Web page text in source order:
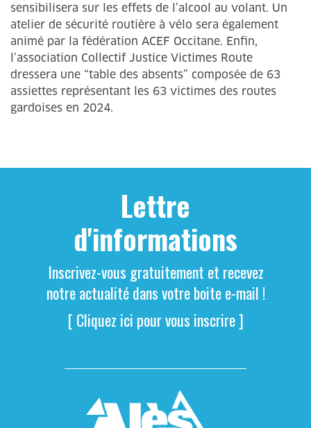
sensibilisera sur les effets de l’alcool au volant. Un
atelier de sécurité routière à vélo sera également
animé par la fédération ACEF Occitane. Enfin,
l’association Collectif Justice Victimes Route
dressera une “table des absents” composée de 63
assiettes représentant les 63 victimes des routes
gardoises en 2024.
Lettre
d'informations
Inscrivez-vous gratuitement et recevez
notre actualité dans votre boite e-mail !
[ Cliquez ici pour vous inscrire ]